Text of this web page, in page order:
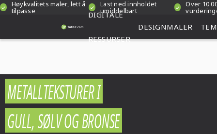
Høykvalitets maler, lett å
tilpasse
Last ned innholdet
umiddelbart
Over 10
DIGITALE
RESSURSER
DESIGNMALER
METALLTEKSTURER I
GULL, SØLV OG BRONSE